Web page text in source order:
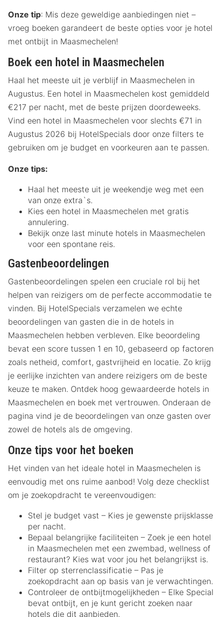
Onze tip: Mis deze geweldige aanbiedingen niet –
vroeg boeken garandeert de beste opties voor je hotel
met ontbijt in Maasmechelen!
Boek een hotel in Maasmechelen
Haal het meeste uit je verblijf in Maasmechelen in
Augustus. Een hotel in Maasmechelen kost gemiddeld
€217 per nacht, met de beste prijzen doordeweeks.
Vind een hotel in Maasmechelen voor slechts €71 in
Augustus 2026 bij HotelSpecials door onze filters te
gebruiken om je budget en voorkeuren aan te passen.
Onze tips:
Haal het meeste uit je weekendje weg met een
van onze extra`s.
Kies een hotel in Maasmechelen met gratis
annulering.
Bekijk onze last minute hotels in Maasmechelen
voor een spontane reis.
Gastenbeoordelingen
Gastenbeoordelingen spelen een cruciale rol bij het
helpen van reizigers om de perfecte accommodatie te
vinden. Bij HotelSpecials verzamelen we echte
beoordelingen van gasten die in de hotels in
Maasmechelen hebben verbleven. Elke beoordeling
bevat een score tussen 1 en 10, gebaseerd op factoren
zoals netheid, comfort, gastvrijheid en locatie. Zo krijg
je eerlijke inzichten van andere reizigers om de beste
keuze te maken. Ontdek hoog gewaardeerde hotels in
Maasmechelen en boek met vertrouwen. Onderaan de
pagina vind je de beoordelingen van onze gasten over
zowel de hotels als de omgeving.
Onze tips voor het boeken
Het vinden van het ideale hotel in Maasmechelen is
eenvoudig met ons ruime aanbod! Volg deze checklist
om je zoekopdracht te vereenvoudigen:
Stel je budget vast – Kies je gewenste prijsklasse
per nacht.
Bepaal belangrijke faciliteiten – Zoek je een hotel
in Maasmechelen met een zwembad, wellness of
restaurant? Kies wat voor jou het belangrijkst is.
Filter op sterrenclassificatie – Pas je
zoekopdracht aan op basis van je verwachtingen.
Controleer de ontbijtmogelijkheden – Elke Special
bevat ontbijt, en je kunt gericht zoeken naar
hotels die dit aanbieden.